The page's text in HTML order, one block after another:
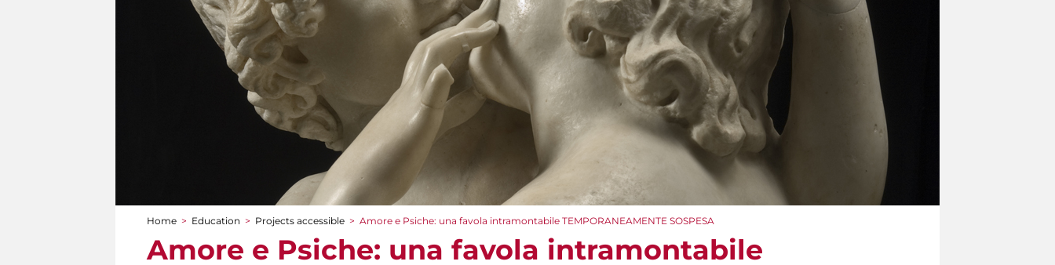
You are here
Home > Education > Projects accessible > Amore e Psiche: una favola intramontabile TEMPORANEAMENTE SOSPESA
Amore e Psiche: una favola intramontabile